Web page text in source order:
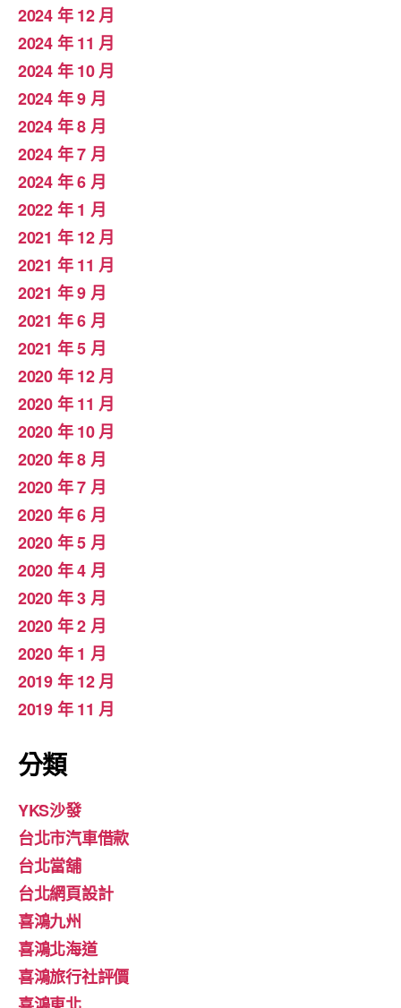
2024 年 12 月
2024 年 11 月
2024 年 10 月
2024 年 9 月
2024 年 8 月
2024 年 7 月
2024 年 6 月
2022 年 1 月
2021 年 12 月
2021 年 11 月
2021 年 9 月
2021 年 6 月
2021 年 5 月
2020 年 12 月
2020 年 11 月
2020 年 10 月
2020 年 8 月
2020 年 7 月
2020 年 6 月
2020 年 5 月
2020 年 4 月
2020 年 3 月
2020 年 2 月
2020 年 1 月
2019 年 12 月
2019 年 11 月
分類
YKS沙發
台北市汽車借款
台北當舖
台北網頁設計
喜鴻九州
喜鴻北海道
喜鴻旅行社評價